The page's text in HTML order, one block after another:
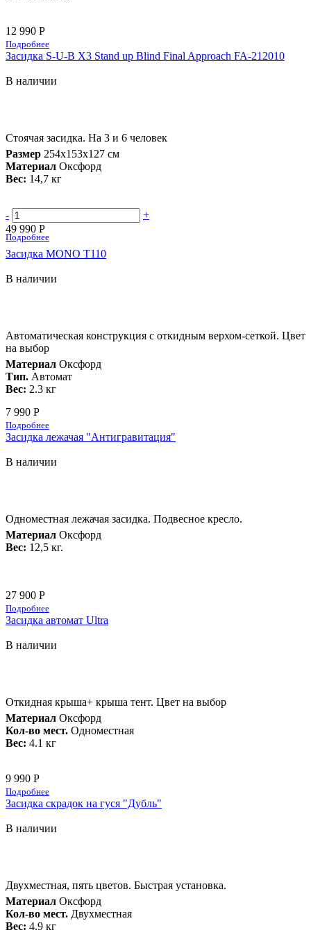
12 990 Р
Подробнее
Засидка S-U-B X3 Stand up Blind Final Approach FA-212010
В наличии
Стоячая засидка. На 3 и 6 человек
Размер 254х153х127 см
Материал Оксфорд
Вес: 14,7 кг
-
+
49 990 Р
Подробнее
Засидка MONO T110
В наличии
Автоматическая конструкция с откидным верхом-сеткой. Цвет
на выбор
Материал Оксфорд
Тип. Автомат
Вес: 2.3 кг
7 990 Р
Подробнее
Засидка лежачая "Антигравитация"
В наличии
Одноместная лежачая засидка. Подвесное кресло.
Материал Оксфорд
Вес: 12,5 кг.
27 900 Р
Подробнее
Засидка автомат Ultra
В наличии
Откидная крыша+ крыша тент. Цвет на выбор
Материал Оксфорд
Кол-во мест. Одноместная
Вес: 4.1 кг
9 990 Р
Подробнее
Засидка скрадок на гуся "Дубль"
В наличии
Двухместная, пять цветов. Быстрая установка.
Материал Оксфорд
Кол-во мест. Двухместная
Вес: 4.9 кг